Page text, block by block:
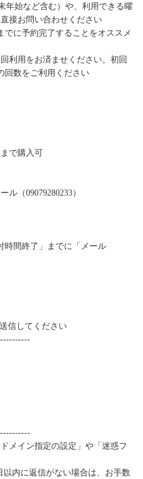
年始など含む）や、利用できる曜
接お問い合わせください
に予約完了することをオススメ
利用をお済ませください。初回
回数をご利用ください
で購入可
ル（09079280233）
時間終了」までに「メール
信してください
メイン指定の設定」や「迷惑フ
内に返信がない場合は、お手数